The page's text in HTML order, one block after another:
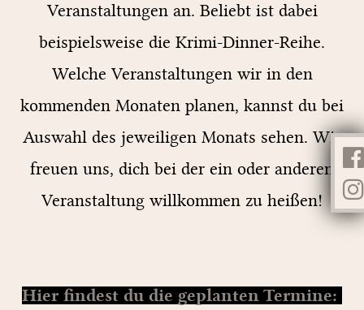
Veranstaltungen an. Beliebt ist dabei
beispielsweise die Krimi-Dinner-Reihe.
Welche Veranstaltungen wir in den
kommenden Monaten planen, kannst du bei
Auswahl des jeweiligen Monats sehen. Wir
freuen uns, dich bei der ein oder anderen
Veranstaltung willkommen zu heißen!
Hier findest du die geplanten Termine: